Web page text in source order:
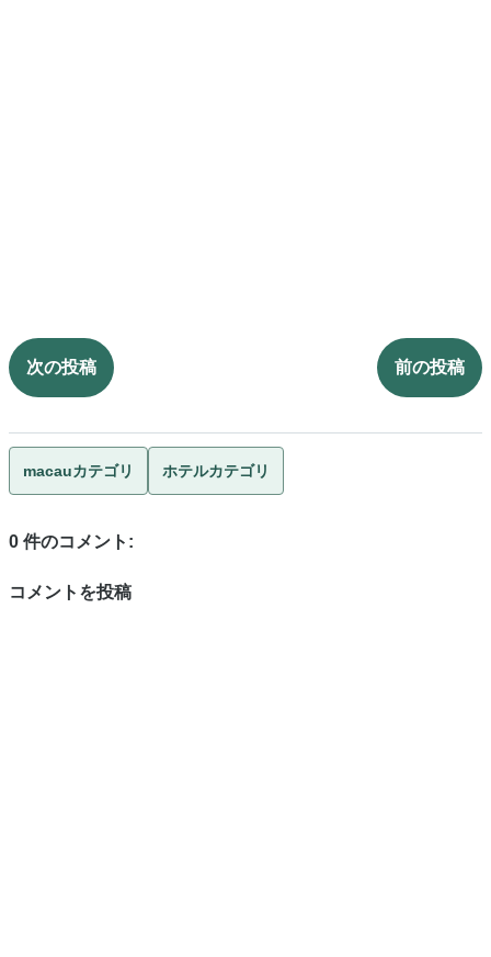
次の投稿 前の投稿
macauカテゴリ ホテルカテゴリ
0 件のコメント:
コメントを投稿